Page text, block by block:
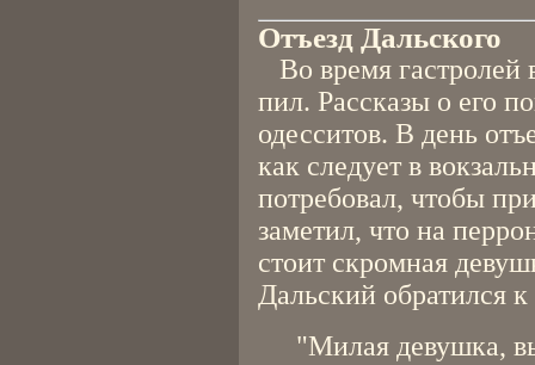
Отъезд Дальского
Во время гастролей
пил. Рассказы о его
одесситов. В день
как следует в
потребовал, чтобы
заметил, что на
стоит скромная
Дальский обратился
"Милая девушка,